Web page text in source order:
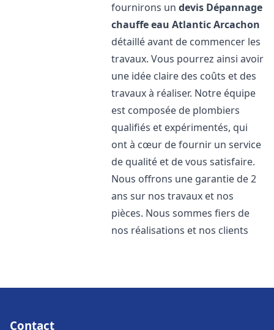
fournirons undevis Dépannage
chauffe eau AtlanticArcachon
détaillé avant de commencer les
travaux. Vous pourrez ainsi avoir
une idée claire des coûts et des
travaux à réaliser. Notre équipe
est composée de plombiers
qualifiés et expérimentés, qui
ont à cœur de fournir un service
de qualité et de vous satisfaire.
Nous offrons une garantie de 2
ans sur nos travaux et nos
pièces. Nous sommes fiers de
nos réalisations et nos clients
Contact